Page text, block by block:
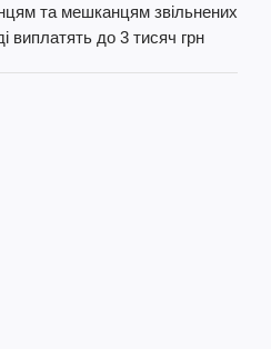
та мешканцям звільнених
виплатять до 3 тисяч грн